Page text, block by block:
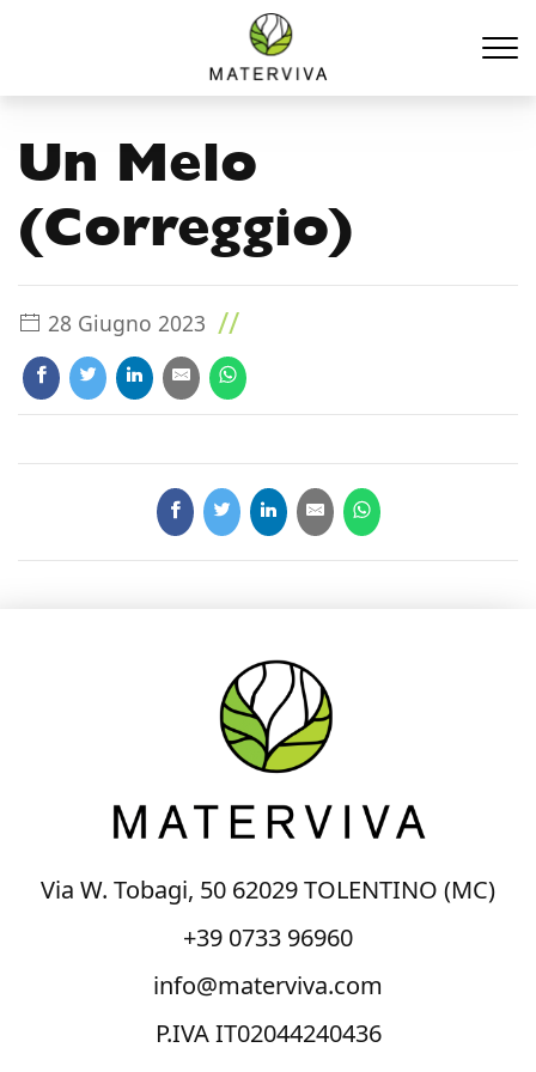
Un Melo
(Correggio)
28 Giugno 2023 //
Via W. Tobagi, 50 62029 TOLENTINO (MC)
+39 0733 96960
info@materviva.com
P.IVA IT02044240436